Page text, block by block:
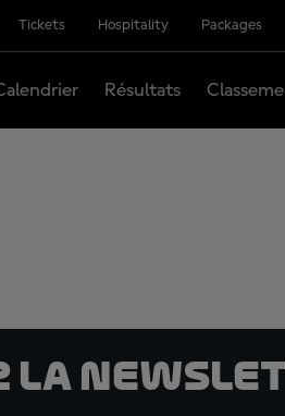
Tickets Hospitality Packages
Résultats
la